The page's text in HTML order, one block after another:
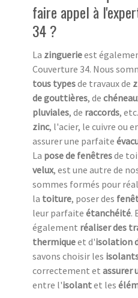
faire appel à
34 ?
La zinguerieest
Couverture 34. Nous
tous typesde travaux de
de gouttières, de
pluviales, de raccords,
zinc, l'acier, le cuivre ou
assurer une parfaite
La pose de fenêtresde
velux, est une autre de
sommes formés pour
la toiture, poser des
leur parfaite étanchéité.
également réaliser des
thermiqueet d'isolation
savons choisir les
correctement et assurer
entre l'isolantet les